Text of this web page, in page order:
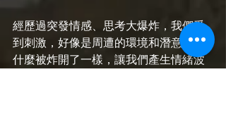
經歷過突發情感、思考大爆炸，我們受
到刺激，好像是周遭的環境和潛意識有
什麼被炸開了一樣，讓我們產生情緒波